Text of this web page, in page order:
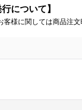
について】
客様に関しては商品注